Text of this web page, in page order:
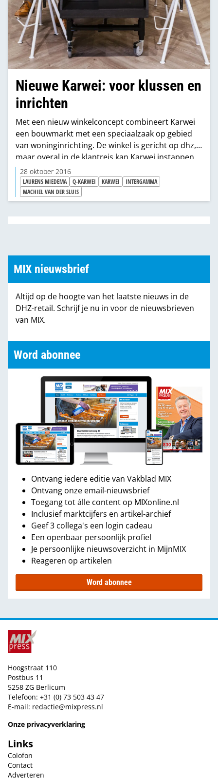
Nieuwe Karwei: voor klussen en
inrichten
Met een nieuw winkelconcept combineert Karwei
een bouwmarkt met een speciaalzaak op gebied
van woninginrichting. De winkel is gericht op dhz,
maar overal in de klantreis kan Karwei instappen
met hulp. Vanuit stijl én vanuit techniek. Staaltjes
van omnichannel en longtail in de winkel maken de
formule helemaal van deze tijd.
28 oktober 2016
LAURENS MIEDEMA Q-KARWEI KARWEI
INTERGAMMA
MACHIEL VAN DER SLUIS
MIX nieuwsbrief
Altijd op de hoogte van het laatste nieuws in de
DHZ-retail. Schrijf je nu in voor de nieuwsbrieven
van MIX.
Word abonnee
Ontvang iedere editie van Vakblad MIX
Ontvang onze email-nieuwsbrief
Toegang tot álle content op MIXonline.nl
Inclusief marktcijfers en artikel-archief
Geef 3 collega's een login cadeau
Een openbaar persoonlijk profiel
Je persoonlijke nieuwsoverzicht in MijnMIX
Reageren op artikelen
Word abonnee
Hoogstraat 110
Postbus 11
5258 ZG Berlicum
Telefoon: +31 (0) 73 503 43 47
E-mail: redactie@mixpress.nl
Onze privacyverklaring
Links
Colofon
Contact
Adverteren